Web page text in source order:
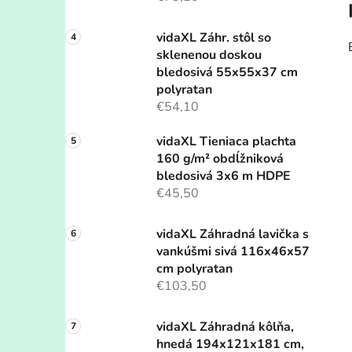
vidaXL Záhr. stôl so
sklenenou doskou
bledosivá 55x55x37 cm
polyratan
€54,10
vidaXL Tieniaca plachta
160 g/m² obdĺžniková
bledosivá 3x6 m HDPE
€45,50
vidaXL Záhradná lavička s
vankúšmi sivá 116x46x57
cm polyratan
€103,50
vidaXL Záhradná kôlňa,
hnedá 194x121x181 cm,